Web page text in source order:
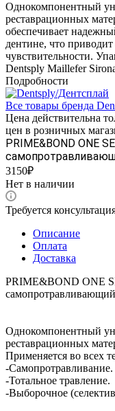
Однокомпонентный
реставрационных
обеспечивает
дентине, что
чувствительности.
Dentsply Maillefer
Подробности
Все товары бренда
Цена действительна
цен в розничных
PRIME&BOND ONE
3150₽
Нет в наличии
Требуется
Описание
Оплата
Доставка
PRIME&BOND ONE
самопротравливающий
Однокомпонентный
реставрационных
Применяется во всех
-Самопротравливание.
-Тотальное травление.
-Выборочное